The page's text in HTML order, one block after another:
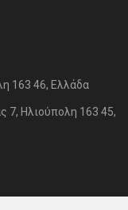
163 46, Ελλάδα
7, Ηλιούπολη 163 45,